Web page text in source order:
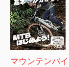
マウンテンバ